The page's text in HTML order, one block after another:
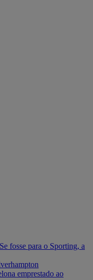
fosse para o Sporting, a
emprestado ao